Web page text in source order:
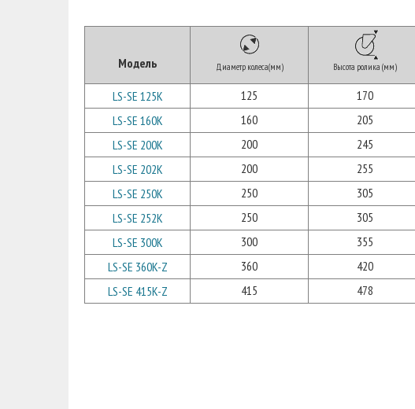
Модель Диаметр колеса(мм) Высота ролика (мм)
LS-SE 125K 125 170
LS-SE 160K
160 205
LS-SE 200K
200 245
LS-SE 202K
200 255
LS-SE 250K
250 305
LS-SE 252K
250 305
LS-SE 300K
300 355
LS-SE 360K-Z
360 420
LS-SE 415K-Z
415 478